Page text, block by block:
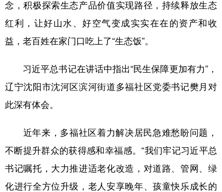
念，积极探索生态产品价值实现路径，持续释放生态
红利，让好山水、好空气变成实实在在的资产和收
益，老百姓在家门口吃上了“生态饭”。
习近平总书记在讲话中指出“民生保障更加有力”，
辽宁沈阳市沈河区滨河街道多福社区党委书记樊月对
此深有体会。
近年来，多福社区着力解决居民急难愁盼问题，
不断提升群众的获得感和幸福感。“我们牢记习近平总
书记嘱托，大力推进适老化改造，对道路、管网、绿
化进行全方位升级，老人安享晚年、孩童快乐成长的